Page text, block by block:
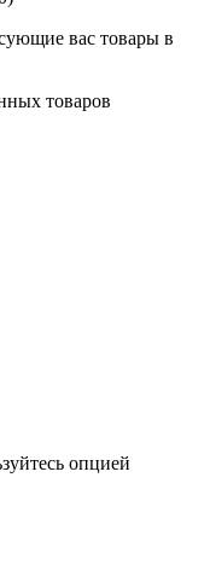
вас товары в
товаров
опцией